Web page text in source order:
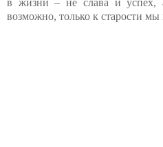
возможно, только к старости